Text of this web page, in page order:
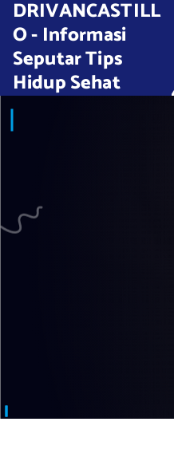
n
DRIVANCASTILL
O - Informasi
Seputar Tips
Hidup Sehat